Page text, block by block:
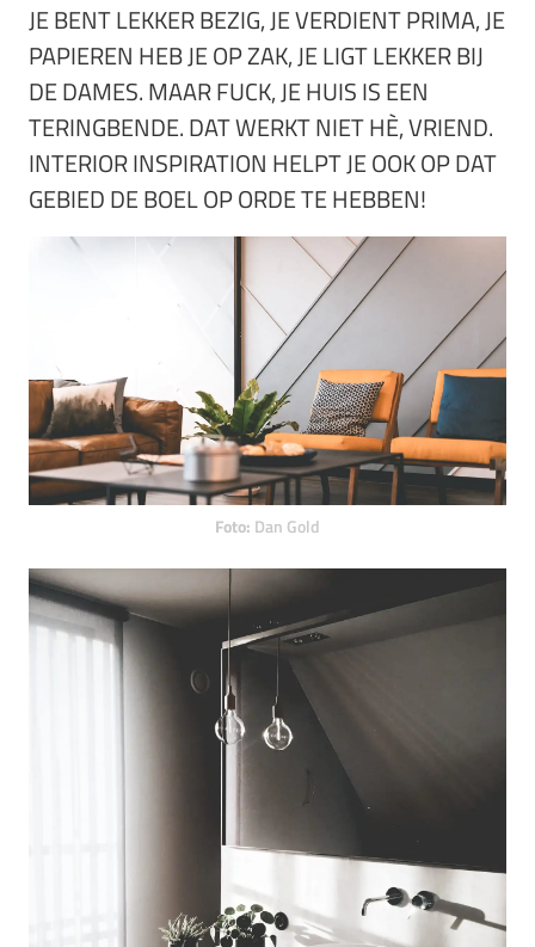
JE BENT LEKKER BEZIG, JE VERDIENT PRIMA, JE
PAPIEREN HEB JE OP ZAK, JE LIGT LEKKER BIJ
DE DAMES. MAAR FUCK, JE HUIS IS EEN
TERINGBENDE. DAT WERKT NIET HÈ, VRIEND.
INTERIOR INSPIRATION HELPT JE OOK OP DAT
GEBIED DE BOEL OP ORDE TE HEBBEN!
Foto: Dan Gold